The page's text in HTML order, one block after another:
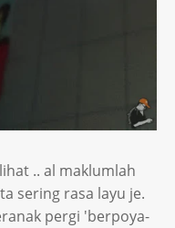
.. al maklumlah
sering rasa layu je.
pergi 'berpoya-